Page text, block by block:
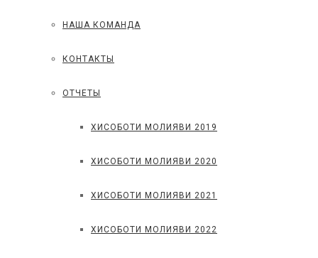
НАША КОМАНДА
КОНТАКТЫ
ОТЧЕТЫ
ХИСОБОТИ МОЛИЯВИ 2019
ХИСОБОТИ МОЛИЯВИ 2020
ХИСОБОТИ МОЛИЯВИ 2021
ХИСОБОТИ МОЛИЯВИ 2022